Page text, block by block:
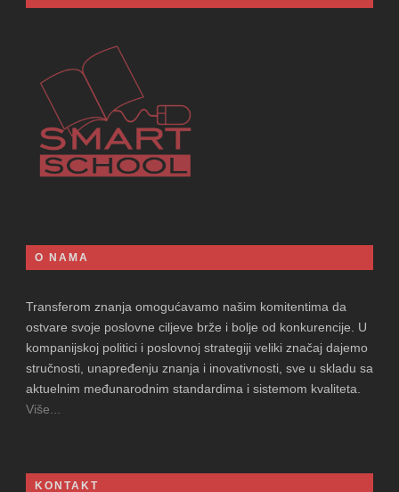
O NAMA
Transferom znanja omogućavamo našim komitentima da
ostvare svoje poslovne ciljeve brže i bolje od konkurencije. U
kompanijskoj politici i poslovnoj strategiji veliki značaj dajemo
stručnosti, unapređenju znanja i inovativnosti, sve u skladu sa
aktuelnim međunarodnim standardima i sistemom kvaliteta.
Više...
KONTAKT